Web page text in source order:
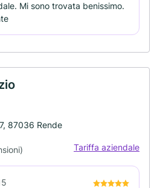
Mi sono trovata benissimo.
87036 Rende
Tariffa aziendale